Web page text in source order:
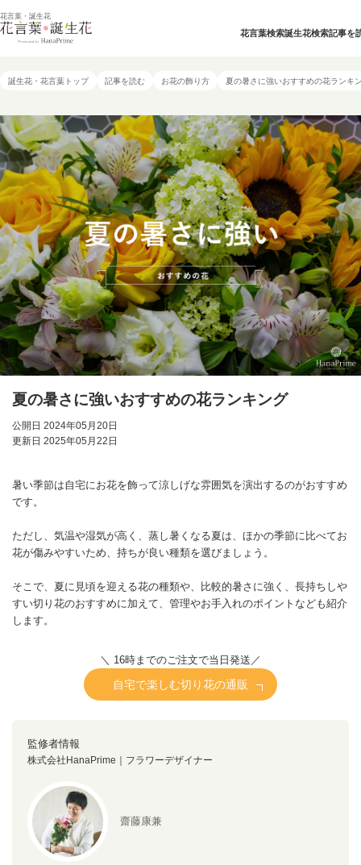
花言葉・誕生花
花言葉検索誕生花検索記事を
誕生花・花言葉トップ 記事を読む お花の飾り方 夏の暑さに強いおすすめの花ランキ
夏の暑さに強いおすすめの花ランキング
公開日 2024年05月20日
更新日 2025年05月22日
暑い季節は自宅にお花を飾って涼しげな雰囲気を演出するのがおすすめ
です。
ただし、気温や湿気が高く、蒸し暑くなる夏は、ほかの季節に比べてお
花が傷みやすいため、持ちが良い種類を選びましょう。
そこで、夏に見頃を迎える花の種類や、比較的暑さに強く、長持ちしや
すい切り花のおすすめに加えて、管理やお手入れのポイントなども紹介
します。
＼ 16時までのご注文で当日発送／
自宅で楽しむ切り花の通販
監修者情報
株式会社HanaPrime｜フラワーデザイナー
齋藤康兼